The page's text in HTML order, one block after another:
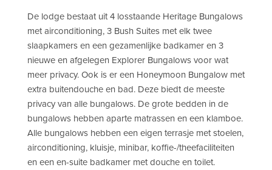
De lodge bestaat uit 4 losstaande Heritage Bungalows
met airconditioning, 3 Bush Suites met elk twee
slaapkamers en een gezamenlijke badkamer en 3
nieuwe en afgelegen Explorer Bungalows voor wat
meer privacy. Ook is er een Honeymoon Bungalow met
extra buitendouche en bad. Deze biedt de meeste
privacy van alle bungalows. De grote bedden in de
bungalows hebben aparte matrassen en een klamboe.
Alle bungalows hebben een eigen terrasje met stoelen,
airconditioning, kluisje, minibar, koffie-/theefaciliteiten
en een en-suite badkamer met douche en toilet.